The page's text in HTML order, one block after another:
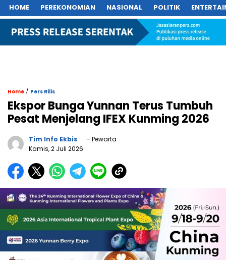
HOME PEREKONOMIAN NASIONAL POLITIK
Home / Pers Rilis
Ekspor Bunga Yunnan Terus Tumbuh
Pesat Menjelang IFEX Kunming 2026
Tim Info Ekbis
- Pewarta
Kamis, 2 Juli 2026